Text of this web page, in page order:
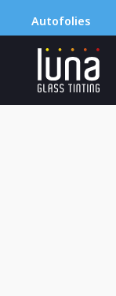
Autofolies